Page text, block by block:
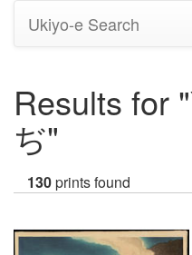
Ukiyo-e Search
Results for
ぢ"
130prints found